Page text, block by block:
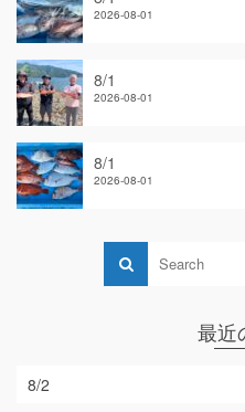
2026-08-01
8/1
2026-08-01
8/1
2026-08-01
最近
8/2